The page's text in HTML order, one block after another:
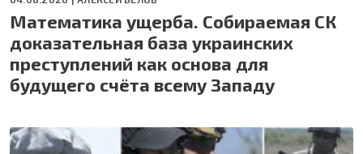
Математика ущерба. Собираемая СК
доказательная база украинских
преступлений как основа для
будущего счёта всему Западу